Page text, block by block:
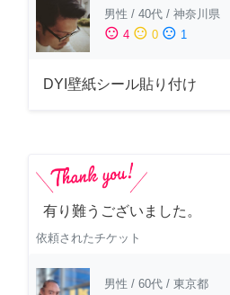
男性 / 40代 / 神奈川県
sentiment_satisfied 4 sentiment_neutral 0 sentiment_dissatisfied 1
DYI壁紙シール貼り付け
有り難うございました。
依頼されたチケット
男性 / 60代 / 東京都